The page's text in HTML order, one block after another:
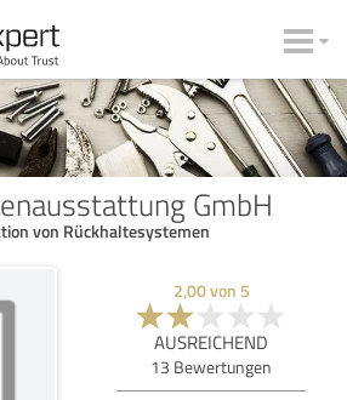
GmbH
von Rückhaltesystemen
2,00von 5
AUSREICHEND
13 Bewertungen